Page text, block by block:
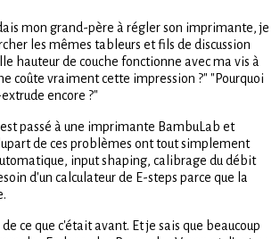
mon grand-père à régler son imprimante, je
les mêmes tableurs et fils de discussion
hauteur de couche fonctionne avec ma vis à
coûte vraiment cette impression ?" "Pourquoi
encore ?"
passé à une imprimante BambuLab et
de ces problèmes ont tout simplement
input shaping, calibrage du débit
d'un calculateur de E-steps parce que la
ce que c'était avant. Et je sais que beaucoup